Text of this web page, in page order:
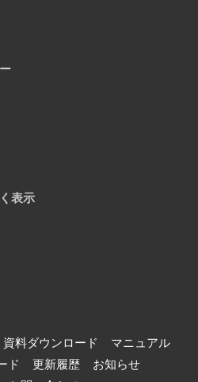
表示
資料ダウンロード
マニュアル
ド
更新履歴
お知らせ